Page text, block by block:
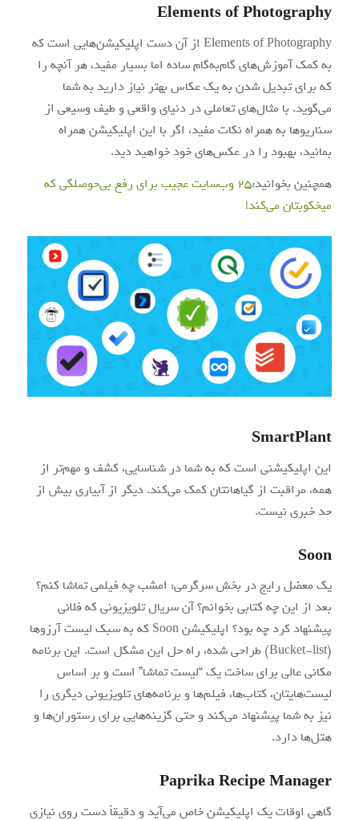
Elements of Photography
Elements of Photography از آن دست اپلیکیشن‌هایی است که
به کمک آموزش‌های گام‌به‌گام ساده اما بسیار مفید، هر آنچه را
که برای تبدیل شدن به یک عکاس بهتر نیاز دارید به شما
می‌گوید. با مثال‌های تعاملی در دنیای واقعی و طیف وسیعی از
سناریوها به همراه نکات مفید، اگر با این اپلیکیشن همراه
بمانید، بهبود را در عکس‌های خود خواهید دید.
همچنین بخوانید:
۲۵ وب‌سایت عجیب برای رفع بی‌حوصلگی که
میخکوبتان می‌کند!
SmartPlant
این اپلیکیشنی است که به شما در شناسایی، کشف و مهم‌تر از
همه، مراقبت از گیاهانتان کمک می‌کند. دیگر از آبیاری بیش از
حد خبری نیست.
Soon
یک معضل رایج در بخش سرگرمی: امشب چه فیلمی تماشا کنم؟
بعد از این چه کتابی بخوانم؟ آن سریال تلویزیونی که فلانی
پیشنهاد کرد چه بود؟ اپلیکیشن Soon که به سبک لیست آرزوها
(Bucket-list) طراحی شده، راه حل این مشکل است. این برنامه
مکانی عالی برای ساخت یک “لیست تماشا” است و بر اساس
لیست‌هایتان، کتاب‌ها، فیلم‌ها و برنامه‌های تلویزیونی دیگری را
نیز به شما پیشنهاد می‌کند و حتی گزینه‌هایی برای رستوران‌ها و
هتل‌ها دارد.
Paprika Recipe Manager
گاهی اوقات یک اپلیکیشن خاص می‌آید و دقیقاً دست روی نیازی